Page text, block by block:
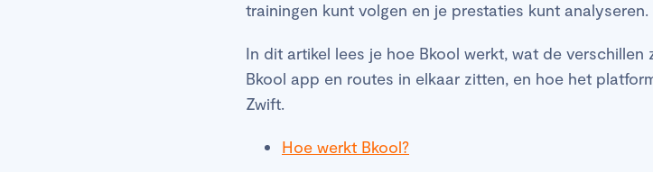
trainingen kunt volgen en je prestaties kunt analyseren.
In dit artikel lees je hoe Bkool werkt, wat de
Bkool app en routes in elkaar zitten, en hoe het
Zwift.
Hoe werkt Bkool?